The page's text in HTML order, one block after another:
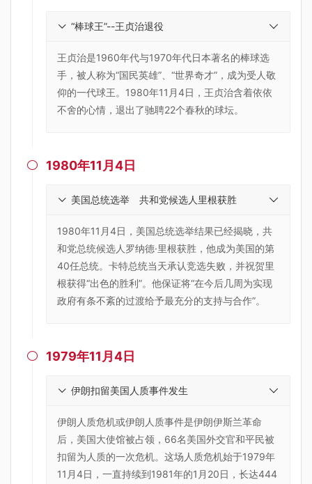
“棒球王”--王贞治退役
王贞治是1960年代与1970年代日本著名的棒球选
手，被人称为“国民英雄”、“世界奇才”，成为受人敬
仰的一代球王。1980年11月4日，王贞治含着依依
不舍的心情，退出了驰聘22个春秋的球坛。
 1980年11月4日
美国总统选举 共和党候选人里根获胜
1980年11月4日，美国总统选举结果已经揭晓，共
和党总统候选人罗纳德·里根获胜，他成为美国的第
40任总统。卡特总统当天承认竞选失败，并祝贺里
根获得“出色的胜利”。他保证将“在今后几周为实现
政府有条不紊的过渡给予最充分的支持与合作”。
 1979年11月4日
伊朗扣留美国人质事件发生
伊朗人质危机或伊朗人质事件是伊朗伊斯兰革命
后，美国大使馆被占领，66名美国外交官和平民被
扣留为人质的一次危机。这场人质危机始于1979年
11月4日，一直持续到1981年的1月20日，长达444